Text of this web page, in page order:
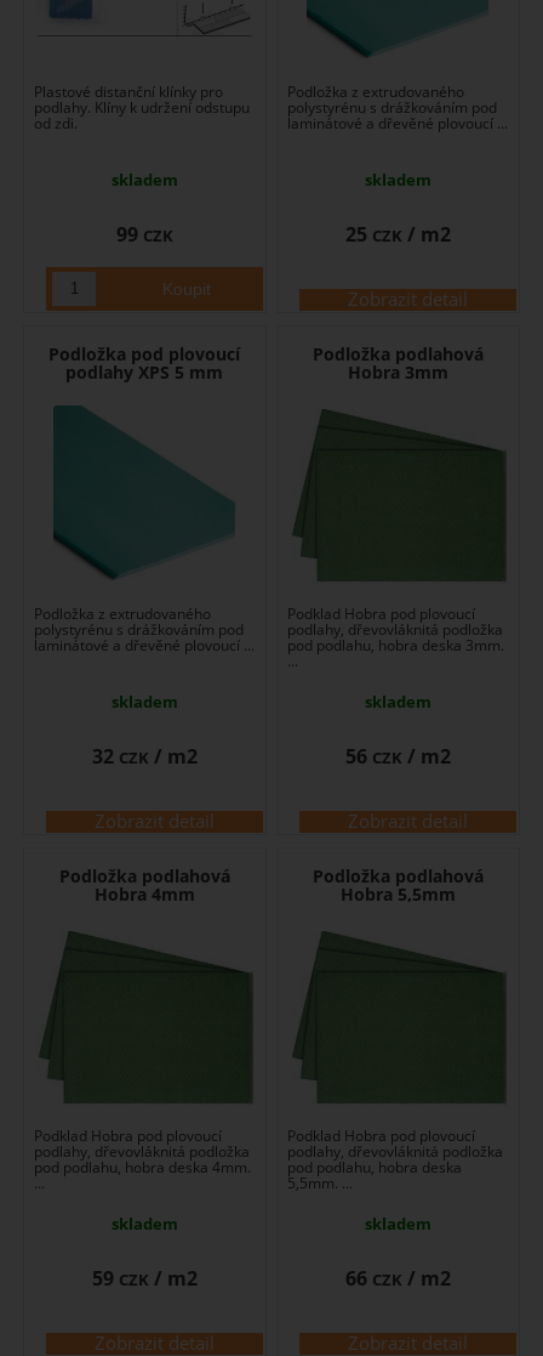
Plastové distanční klínky pro
podlahy. Klíny k udržení odstupu
od zdi.
skladem
99 CZK
Podložka z extrudovaného
polystyrénu s drážkováním pod
laminátové a dřevěné plovoucí ...
skladem
Zobrazit detail
25 CZK / m2
Podložka pod plovoucí
podlahy XPS 5 mm
Podložka z extrudovaného
polystyrénu s drážkováním pod
laminátové a dřevěné plovoucí ...
skladem
Zobrazit detail
32 CZK / m2
Podložka podlahová
Hobra 3mm
Podklad Hobra pod plovoucí
podlahy, dřevovláknitá podložka
pod podlahu, hobra deska 3mm.
...
skladem
Zobrazit detail
56 CZK / m2
Podložka podlahová
Hobra 4mm
Podklad Hobra pod plovoucí
podlahy, dřevovláknitá podložka
pod podlahu, hobra deska 4mm.
...
skladem
Zobrazit detail
59 CZK / m2
Podložka podlahová
Hobra 5,5mm
Podklad Hobra pod plovoucí
podlahy, dřevovláknitá podložka
pod podlahu, hobra deska
5,5mm. ...
skladem
Zobrazit detail
66 CZK / m2